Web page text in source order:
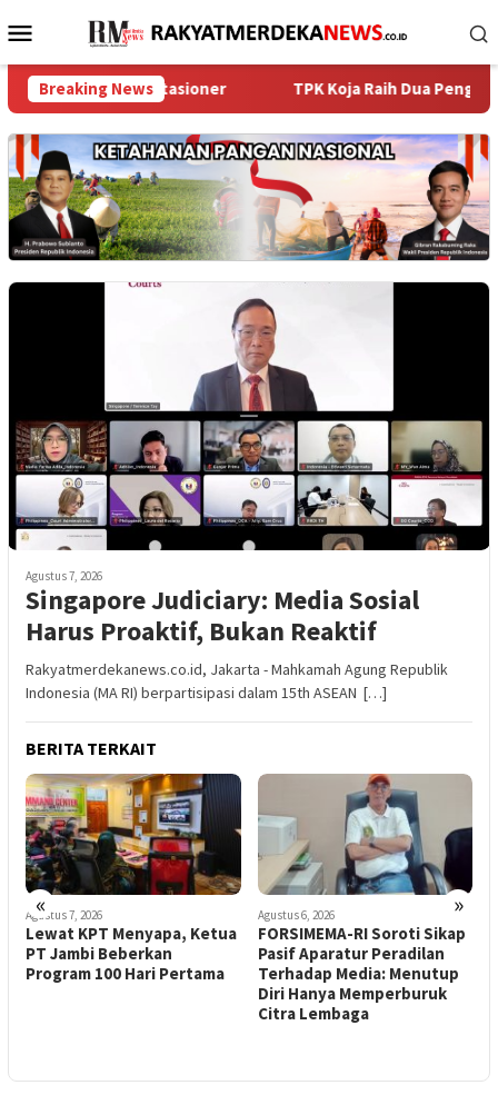
ke
Menu
Mobile
Breaking News
Razia Stasioner TPK Koja Raih Dua Penghargaan Gold
Agustus 7, 2026
Singapore Judiciary: Media Sosial
Harus Proaktif, Bukan Reaktif ‎
Rakyatmerdekanews.co.id, Jakarta - Mahkamah Agung Republik
Indonesia (MA RI) berpartisipasi dalam 15th ASEAN […]
BERITA TERKAIT
« »
Agustus 7, 2026
‎Lewat KPT Menyapa, Ketua
PT Jambi Beberkan
Program 100 Hari Pertama ‎
Agustus 6, 2026
FORSIMEMA-RI Soroti Sikap
Pasif Aparatur Peradilan
Terhadap Media: Menutup
Diri Hanya Memperburuk
Citra Lembaga ‎ ‎